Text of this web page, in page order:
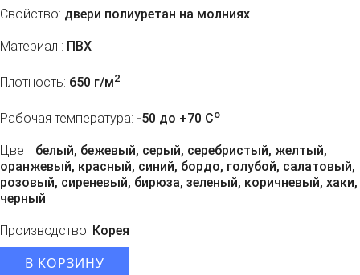
Свойство: двери полиуретан на молниях
Материал : ПВХ
Плотность: 650 г/м2
Рабочая температура: -50 до +70 Co
Цвет: белый, бежевый, серый, серебристый, желтый,
оранжевый, красный, синий, бордо, голубой, салатовый,
розовый, сиреневый, бирюза, зеленый, коричневый, хаки,
черный
Производство: Корея
В КОРЗИНУ